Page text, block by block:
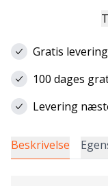
Gratis
100 dages
Levering
Beskrivelse